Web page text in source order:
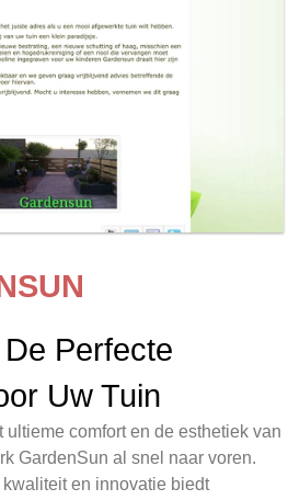
Perfecte
Uw Tuin
comfort en de esthetiek van
GardenSun al snel naar voren.
en innovatie biedt